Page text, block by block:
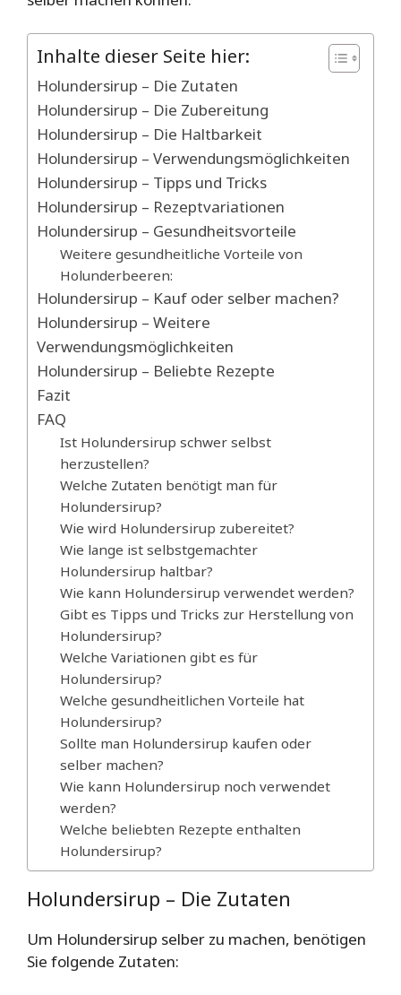
Inhalte dieser Seite hier:
Holundersirup – Die Zutaten
Holundersirup – Die Zubereitung
Holundersirup – Die Haltbarkeit
Holundersirup – Verwendungsmöglichkeiten
Holundersirup – Tipps und Tricks
Holundersirup – Rezeptvariationen
Holundersirup – Gesundheitsvorteile
Weitere gesundheitliche Vorteile von
Holunderbeeren:
Holundersirup – Kauf oder selber machen?
Holundersirup – Weitere
Verwendungsmöglichkeiten
Holundersirup – Beliebte Rezepte
Fazit
FAQ
Ist Holundersirup schwer selbst
herzustellen?
Welche Zutaten benötigt man für
Holundersirup?
Wie wird Holundersirup zubereitet?
Wie lange ist selbstgemachter
Holundersirup haltbar?
Wie kann Holundersirup verwendet werden?
Gibt es Tipps und Tricks zur Herstellung von
Holundersirup?
Welche Variationen gibt es für
Holundersirup?
Welche gesundheitlichen Vorteile hat
Holundersirup?
Sollte man Holundersirup kaufen oder
selber machen?
Wie kann Holundersirup noch verwendet
werden?
Welche beliebten Rezepte enthalten
Holundersirup?
Holundersirup – Die Zutaten
Um Holundersirup selber zu machen, benötigen
Sie folgende Zutaten: